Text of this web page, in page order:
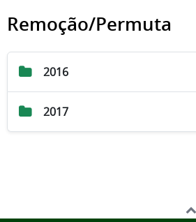
Remoção/Permuta
2016
2017